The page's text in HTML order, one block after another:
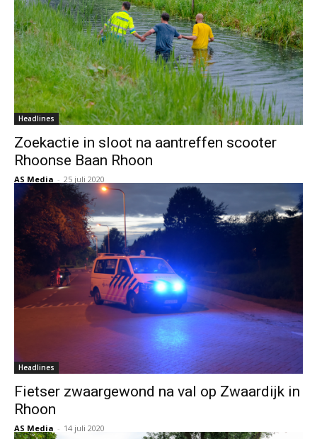
Headlines
Zoekactie in sloot na aantreffen scooter
Rhoonse Baan Rhoon
AS Media - 25 juli 2020
Headlines
Fietser zwaargewond na val op Zwaardijk in
Rhoon
AS Media - 14 juli 2020